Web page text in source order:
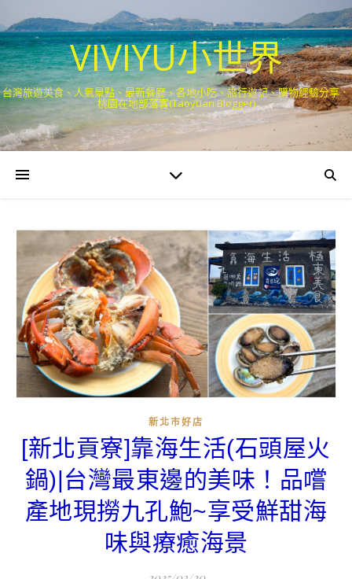
VIVIYU小世界
台灣旅遊美食、人氣景點、最新餐廳、各地小吃、旅行遊記、購物經驗分享．
桃園在地部落客(Taoyuan Blogger)
新北市好店
[新北貢寮]靠海生活(石頭屋火
鍋)|台灣最東邊的美味！品嚐
產地現撈九孔鮑~享受鮮甜海
味與療癒海景